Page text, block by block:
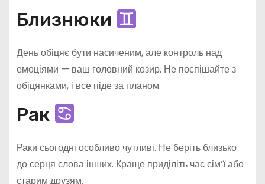
Близнюки
День обіцяє бути насиченим, але контроль над
емоціями — ваш головний козир. Не поспішайте з
обіцянками, і все піде за планом.
Рак
Раки сьогодні особливо чутливі. Не беріть близько
до серця слова інших. Краще приділіть час сім’ї або
старим друзям.